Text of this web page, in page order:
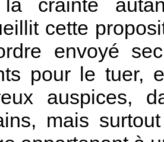
crainte
cette
envoyé
pour le tuer,
auspices,
mais